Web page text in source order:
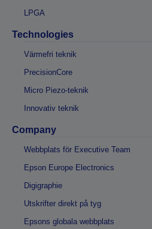
LPGA
Technologies
Värmefri teknik
PrecisionCore
Micro Piezo-teknik
Innovativ teknik
Company
Webbplats för Executive Team
Epson Europe Electronics
Digigraphie
Utskrifter direkt på tyg
Epsons globala webbplats